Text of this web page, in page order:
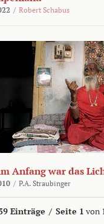
/ Robert Schabus
Anfang war das
/ P.A. Straubinger
Einträge / Seite 1 von